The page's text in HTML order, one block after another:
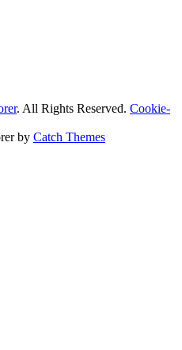
. All Rights Reserved. Cookie-
by Catch Themes